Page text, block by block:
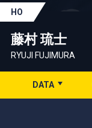
HO
藤村 琉士
RYUJI FUJIMURA
DATA